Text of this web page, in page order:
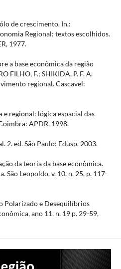
de crescimento. In.:
Regional: textos escolhidos.
1977.
a base econômica da região
FILHO, F.; SHIKIDA, P. F. A.
regional. Cascavel:
e regional: lógica espacial das
APDR, 1998.
2. ed. São Paulo: Edusp, 2003.
da teoria da base econômica.
São Leopoldo, v. 10, n. 25, p. 117-
Polarizado e Desequilíbrios
ano 11, n. 19 p. 29-59,